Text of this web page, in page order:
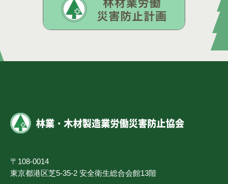
〒108-0014
東京都港区芝5-35-2 安全衛生総合会館13階